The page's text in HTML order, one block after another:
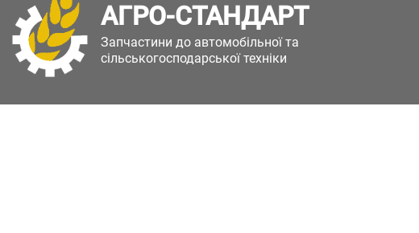
АГРО-СТАНДАРТ
Запчастини до автомобільної та
сільськогосподарської техніки